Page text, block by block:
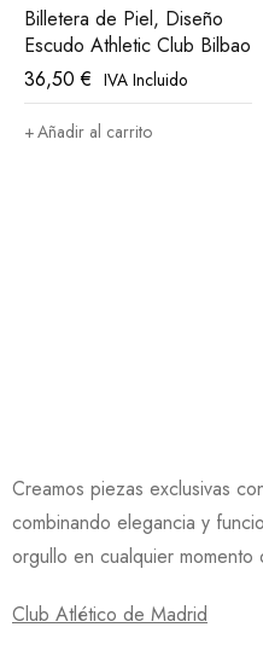
Billetera de Piel, Diseño
Escudo Athletic Club Bilbao
36,50€ IVA Incluido
Añadir al carrito
Creamos piezas exclusivas
combinando elegancia y
orgullo en cualquier momento
Club Atlético de Madrid